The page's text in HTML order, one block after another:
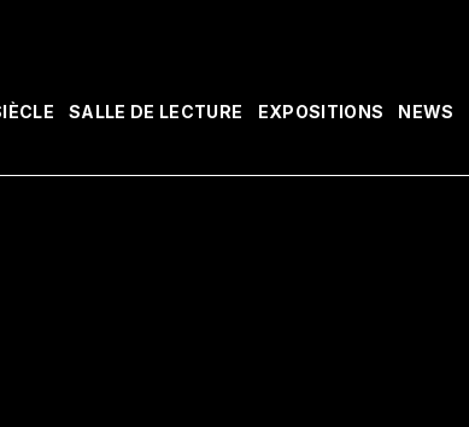
SALLE DE LECTURE EXPOSITIONS NEWS